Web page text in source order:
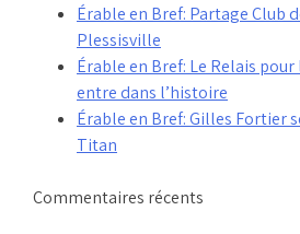
Érable en Bref: Partage Club
Plessisville
Érable en Bref: Le Relais pour
entre dans l’histoire
Érable en Bref: Gilles Fortier
Titan
Commentaires récents